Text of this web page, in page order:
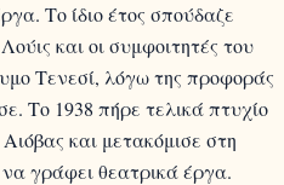
Το ίδιο έτος σπούδαζε
και οι συμφοιτητές του
Τενεσί, λόγω της προφοράς
Το 1938 πήρε τελικά πτυχίο
και μετακόμισε στη
γράφει θεατρικά έργα.